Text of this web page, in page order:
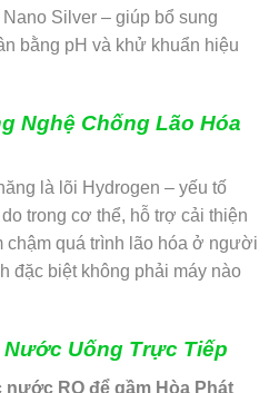
Silver – giúp bổ sung
bằng pH và khử khuẩn hiệu
Nghệ Chống Lão Hóa
là lõi Hydrogen – yếu tố
trong cơ thể, hỗ trợ cải thiện
chậm quá trình lão hóa ở người
đặc biệt không phải máy nào
Nước Uống Trực Tiếp
nước RO để gầm Hòa Phát